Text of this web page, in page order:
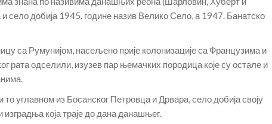
село добија 1945. године назив Велико Село, а 1947. Банатско
са Румунијом, насељено прије колонизације са Французима и
рата одселили, изузев пар њемачких породица које су остале и
углавном из Босанског Петровца и Дрвара, село добија своју
која траје до дана данашњег.